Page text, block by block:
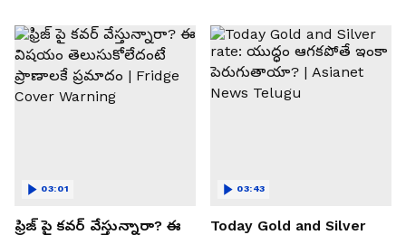
ఫ్రిజ్ పై కవర్ వేస్తున్నారా? ఈ
03:01
Today Gold and Silver
03:43